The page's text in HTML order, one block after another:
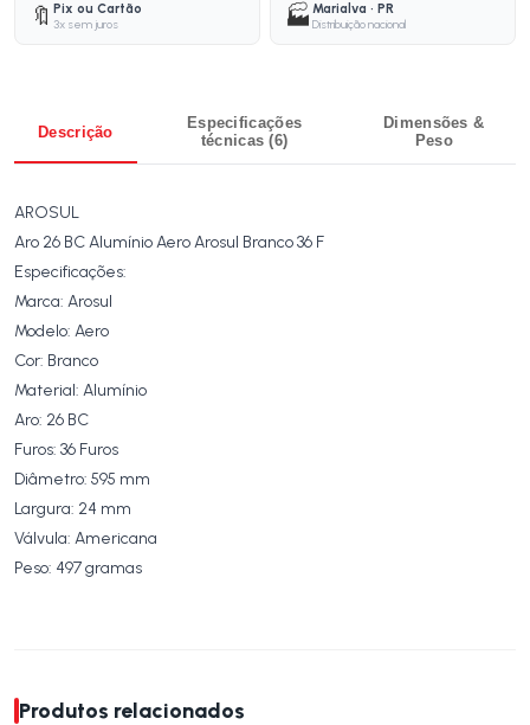
🔖 Pix ou Cartão
3x sem juros
🏭 Marialva · PR
Distribuição nacional
Descrição
Especificações
técnicas (6)
Dimensões &
Peso
AROSUL
Aro 26 BC Alumínio Aero Arosul Branco 36 F
Especificações:
Marca: Arosul
Modelo: Aero
Cor: Branco
Material: Alumínio
Aro: 26 BC
Furos: 36 Furos
Diâmetro: 595 mm
Largura: 24 mm
Válvula: Americana
Peso: 497 gramas
Produtos relacionados